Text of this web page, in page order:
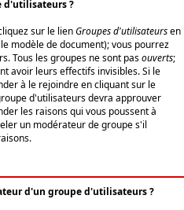
d'utilisateurs ?
sur le lienGroupes d'utilisateursen
modèle de document); vous pourrez
Tous les groupes ne sont pasouverts;
avoir leurs effectifs invisibles. Si le
à le rejoindre en cliquant sur le
d'utilisateurs devra approuver
les raisons qui vous poussent à
un modérateur de groupe s'il
d'un groupe d'utilisateurs ?